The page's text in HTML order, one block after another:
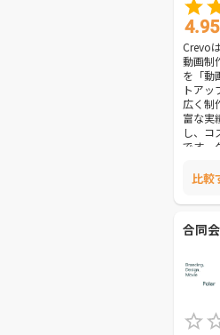
4.95
Crevo
動画制
を「動
トアッ
広く制
富な実
し、コ
です。
りな
ただ
す。
比較
合同